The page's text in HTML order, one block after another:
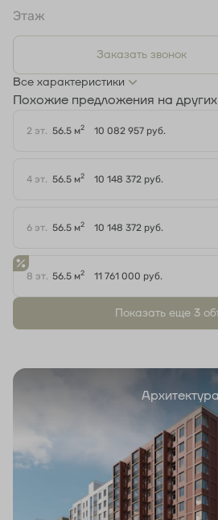
Этаж
Заказать звонок
Все характеристики
Похожие предложения на
2 эт. 56.5 м2 10 082 957 руб.
4 эт. 56.5 м2 10 148 372 руб.
6 эт. 56.5 м2 10 148 372 руб.
8 эт. 56.5 м2 11 761 000 руб.
Показать еще 3
Архитектура